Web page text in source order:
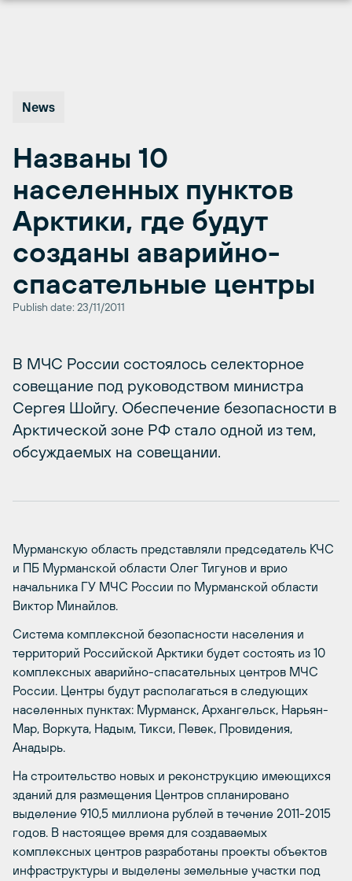
News
Названы 10
населенных пунктов
Арктики, где будут
созданы аварийно-
спасательные центры
Publish date: 23/11/2011
В МЧС России состоялось селекторное
совещание под руководством министра
Сергея Шойгу. Обеспечение безопасности в
Арктической зоне РФ стало одной из тем,
обсуждаемых на совещании.
Мурманскую область представляли председатель КЧС
и ПБ Мурманской области Олег Тигунов и врио
начальника ГУ МЧС России по Мурманской области
Виктор Минайлов.
Система комплексной безопасности населения и
территорий Российской Арктики будет состоять из 10
комплексных аварийно-спасательных центров МЧС
России. Центры будут располагаться в следующих
населенных пунктах: Мурманск, Архангельск, Нарьян-
Мар, Воркута, Надым, Тикси, Певек, Провидения,
Анадырь.
На строительство новых и реконструкцию имеющихся
зданий для размещения Центров спланировано
выделение 910,5 миллиона рублей в течение 2011-2015
годов. В настоящее время для создаваемых
комплексных центров разработаны проекты объектов
инфраструктуры и выделены земельные участки под